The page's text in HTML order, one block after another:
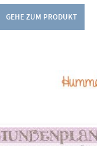
GEHE ZUM PRODUKT